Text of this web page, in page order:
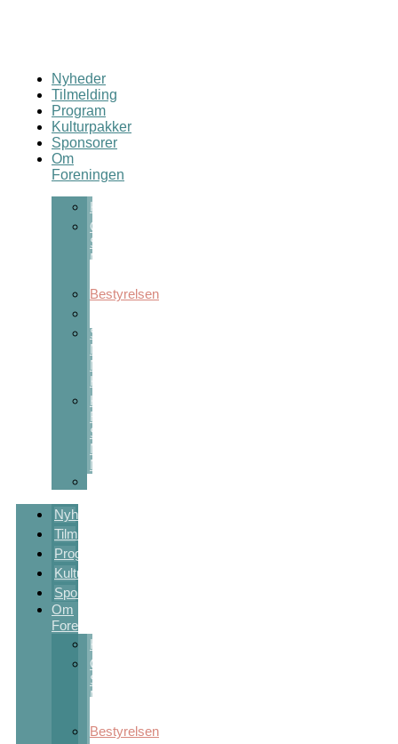
Nyheder
Tilmelding
Program
Kulturpakker
Sponsorer
Om
Foreningen
Kontakt
Om
Sct
Michaels
Bestyrelsen
Sct
Michaels
Nats
Kulturpris
Kulturstøtte
Fra
Sct
Michaels
Nat
Nyheder
Tilmelding
Program
Kulturpakker
Sponsorer
Om
Foreningen
Kontakt
Om
Sct
Michaels
Bestyrelsen